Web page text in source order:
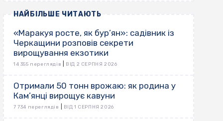
НАЙБІЛЬШЕ ЧИТАЮТЬ
«Маракуя росте, як бур’ян»: садівник із
Черкащини розповів секрети
вирощування екзотики
14 355 переглядів ВІД 2 СЕРПНЯ 2026
Отримали 50 тонн врожаю: як родина у
Кам’янці вирощує кавуни
7 734 переглядів ВІД 1 СЕРПНЯ 2026